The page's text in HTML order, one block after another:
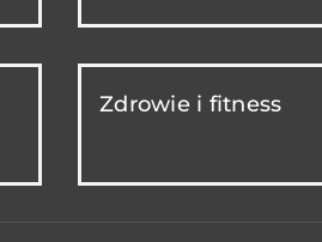
Zdrowie i fitness